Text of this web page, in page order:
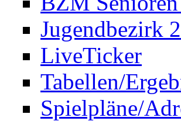
Jugendbezirk
LiveTicker
Tabellen/
Spielpläne/